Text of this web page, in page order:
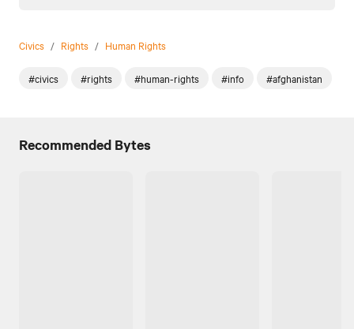
Civics / Rights / Human Rights
#civics #rights #human-rights #info #afghanistan
Recommended Bytes